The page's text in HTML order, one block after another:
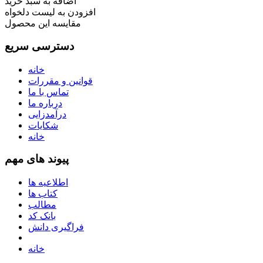
افزودن به لیست دلخواه
مقایسه این محصول
دسترسی سریع
خانه
قوانین و مقررات
تماس با ما
درباره ما
درآمدزایی
شکایات
خانه
پیوند های مهم
اطلاعیه ها
کتاب ها
مطالب
بانک کد
فراگیری دانش
خانه